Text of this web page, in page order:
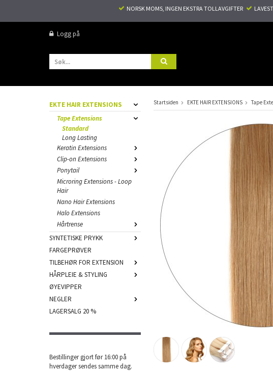
NORSK MOMS, INGEN EKSTRA TOLLAVGIFTER ​ ​
Logg på
EKTE HAIR EXTENSIONS
Tape Extensions
Standard
Long Lasting
Keratin Extensions
Clip-on Extensions
Ponytail
Microring Extensions - Loop
Hair
Nano Hair Extensions
Halo Extensions
Hårtrense
SYNTETISKE PRYKK
FARGEPRØVER
TILBEHØR FOR EXTENSION
HÅRPLEIE & STYLING
ØYEVIPPER
NEGLER
LAGERSALG 20 %
Bestillinger gjort før 16:00 på
hverdager sendes samme dag.
Startsiden EKTE HAIR EXTENSIONS Tape